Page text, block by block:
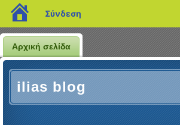
blogs.sch.gr
Σύνδεση
Αρχική σελίδα
ilias blog